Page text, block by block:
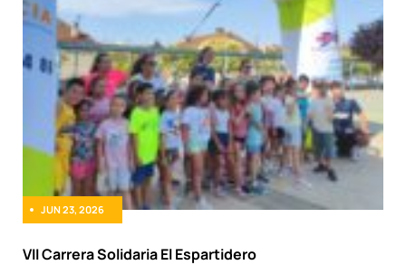
JUN 23, 2026
VII Carrera Solidaria El Espartidero